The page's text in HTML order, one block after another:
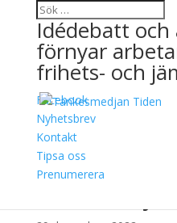
Idédebatt och
förnyar
frihets- och
Facebook
Nyhetsbrev
Kontakt
Tipsa oss
Prenumerera
Makt,
– så tog vi